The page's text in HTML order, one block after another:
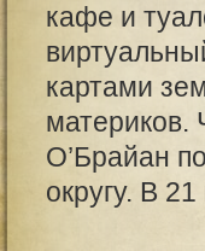
кафе и
картами
материков.
О’Брайан
округу. В